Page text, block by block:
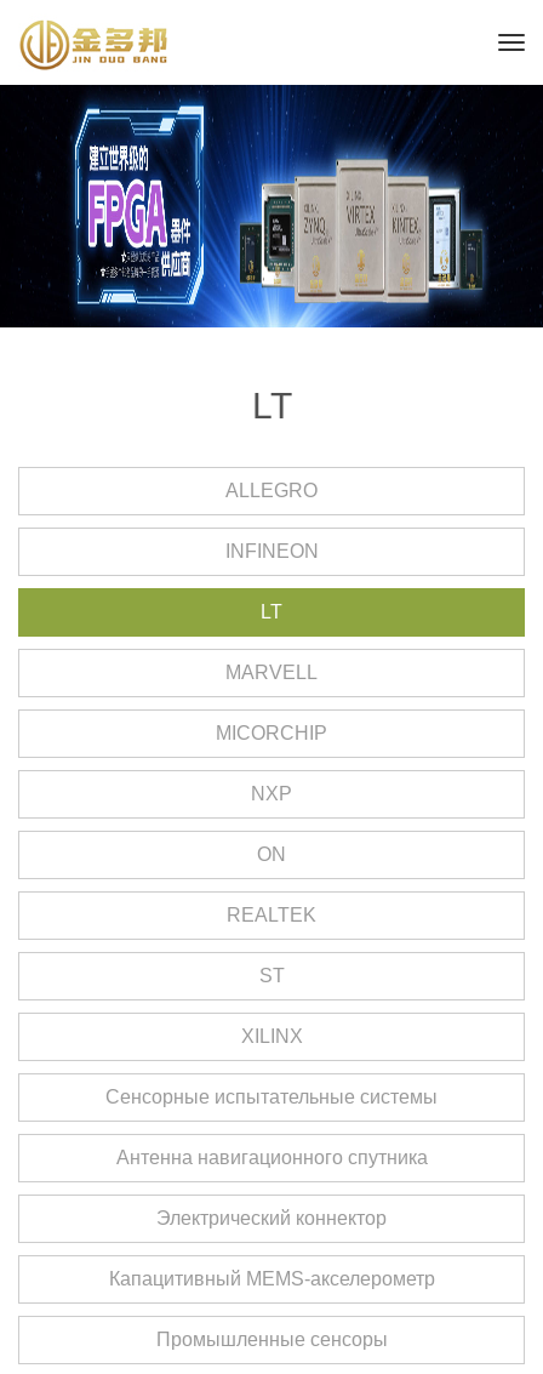
LT
ALLEGRO
INFINEON
LT
MARVELL
MICORCHIP
NXP
ON
REALTEK
ST
XILINX
Сенсорные испытательные системы
Антенна навигационного спутника
Электрический коннектор
Капацитивный MEMS-акселерометр
Промышленные сенсоры